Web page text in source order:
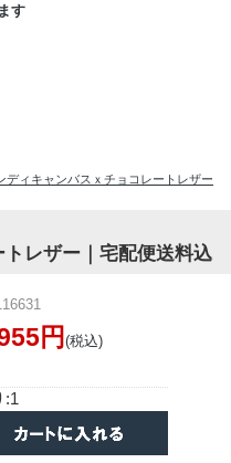
す
ディキャンバスｘチョコレートレザー
レザー｜宅配便送料込
円(税込)
:1